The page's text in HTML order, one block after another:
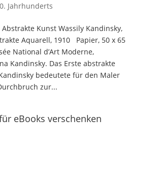
Jahrhunderts
Kunst Wassily Kandinsky,
Aquarell, 1910 Papier, 50 x 65
National d’Art Moderne,
Kandinsky. Das Erste abstrakte
bedeutete für den Maler
zur...
eBooks verschenken